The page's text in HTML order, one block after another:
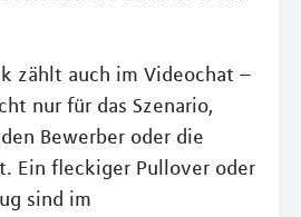
zählt auch im Videochat –
nur für das Szenario,
Bewerber oder die
Ein fleckiger Pullover oder
sind im